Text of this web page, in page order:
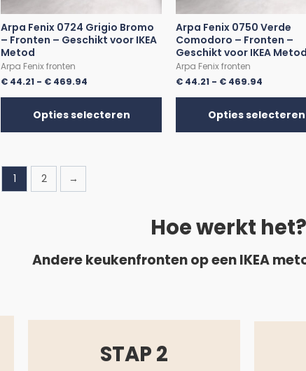
Arpa Fenix 0724 Grigio Bromo
– Fronten – Geschikt voor IKEA
Metod
Arpa Fenix fronten
€ 44.21 - € 469.94
Opties selecteren
Arpa Fenix 0750 Verde
Comodoro – Fronten –
Geschikt voor IKEA Metod
Arpa Fenix fronten
€ 44.21 - € 469.94
Opties selecteren
1 2 →
Hoe werkt het?
Andere keukenfronten op een IKEA
STAP 2